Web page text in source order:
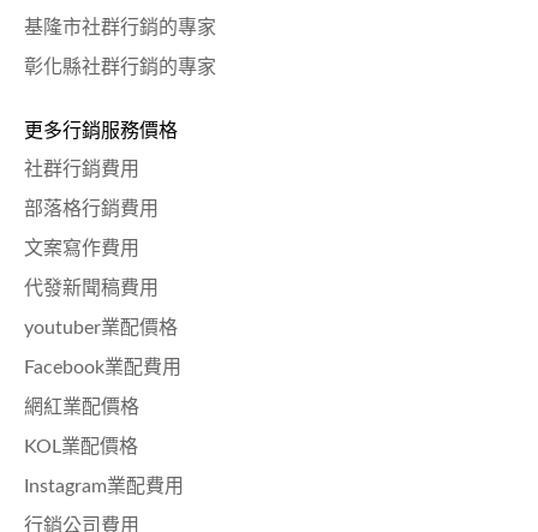
基隆市社群行銷的專家
彰化縣社群行銷的專家
更多行銷服務價格
社群行銷費用
部落格行銷費用
文案寫作費用
代發新聞稿費用
youtuber業配價格
Facebook業配費用
網紅業配價格
KOL業配價格
Instagram業配費用
行銷公司費用